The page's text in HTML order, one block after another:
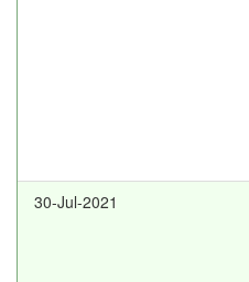
30-Jul-2021